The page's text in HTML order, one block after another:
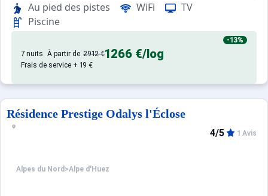
Village Club vacances :Chambres confortables. Sur place :
Animations pour tous et clubs pour les
Restauration :Logement en formule "Pension complète",
Au pied des pistes WiFi
TV
Piscine
-13%
7 nuits À partir de 2912 €1266 €/log
Frais de service + 19 €
Résidence Prestige Odalys l'Éclose
Alpes du Nord >Alpe d'Huez
4/5 1 Avis